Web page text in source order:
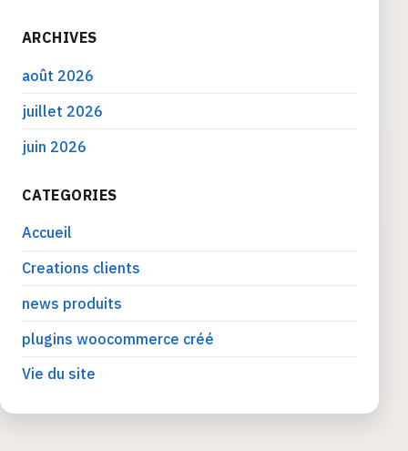
ARCHIVES
août 2026
juillet 2026
juin 2026
CATEGORIES
Accueil
Creations clients
news produits
plugins woocommerce créé
Vie du site